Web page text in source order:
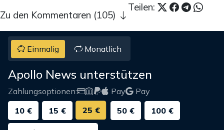
Teilen:
Zu den Kommentaren (105)
Einmalig Monatlich
Apollo News unterstützen
Zahlungsoptionen: Pay
Pay
10 €
15 € 25 € 50 € 100 €